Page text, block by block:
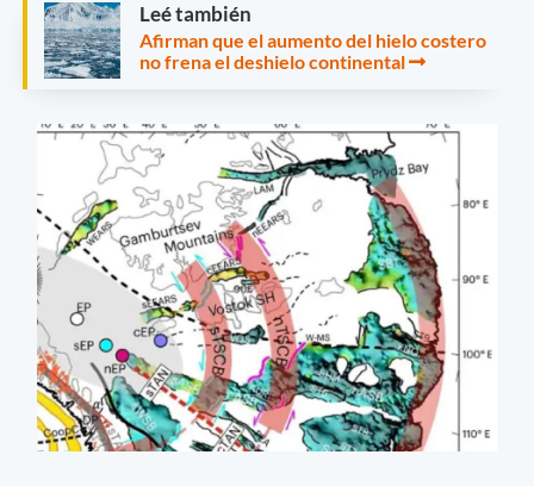
Leé también
Afirman que el aumento del hielo costero
no frena el deshielo continental